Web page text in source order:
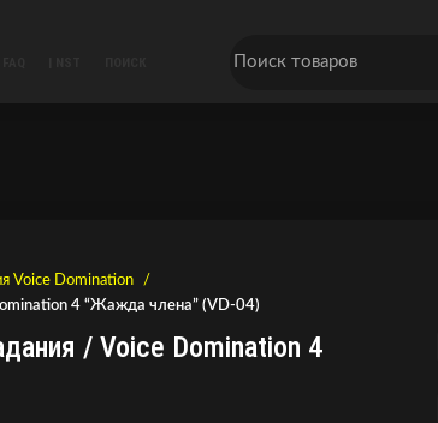
Voice Domination
4 “Жажда члена” (VD-04)
/ Voice Domination 4